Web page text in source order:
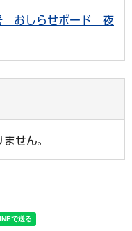
おしらせボード 夜
せん。